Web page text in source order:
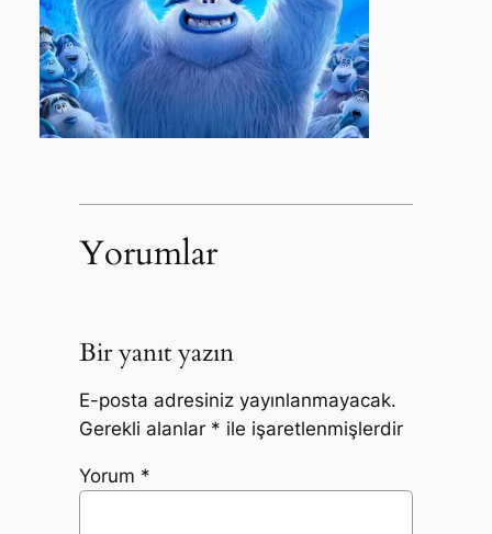
Yorumlar
Bir yanıt yazın
E-posta adresiniz yayınlanmayacak.
Gerekli alanlar * ile işaretlenmişlerdir
Yorum *